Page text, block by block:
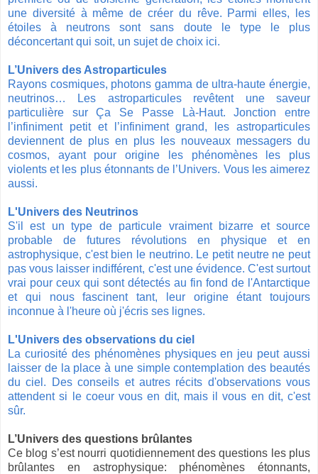
une diversité à même de créer du rêve. Parmi elles, les
étoiles à neutrons sont sans doute le type le plus
déconcertant qui soit, un sujet de choix ici.
L’Univers des Astroparticules
Rayons cosmiques, photons gamma de ultra-haute énergie,
neutrinos… Les astroparticules revêtent une saveur
particulière sur Ça Se Passe Là-Haut. Jonction entre
l’infiniment petit et l’infiniment grand, les astroparticules
deviennent de plus en plus les nouveaux messagers du
cosmos, ayant pour origine les phénomènes les plus
violents et les plus étonnants de l’Univers. Vous les aimerez
aussi.
L'Univers des Neutrinos
S'il est un type de particule vraiment bizarre et source
probable de futures révolutions en physique et en
astrophysique, c'est bien le neutrino. Le petit neutre ne peut
pas vous laisser indifférent, c'est une évidence. C'est surtout
vrai pour ceux qui sont détectés au fin fond de l'Antarctique
et qui nous fascinent tant, leur origine étant toujours
inconnue à l'heure où j'écris ses lignes.
L'Univers des observations du ciel
La curiosité des phénomènes physiques en jeu peut aussi
laisser de la place à une simple contemplation des beautés
du ciel. Des conseils et autres récits d'observations vous
attendent si le coeur vous en dit, mais il vous en dit, c'est
sûr.
L’Univers des questions brûlantes
Ce blog s’est nourri quotidiennement des questions les plus
brûlantes en astrophysique: phénomènes étonnants,